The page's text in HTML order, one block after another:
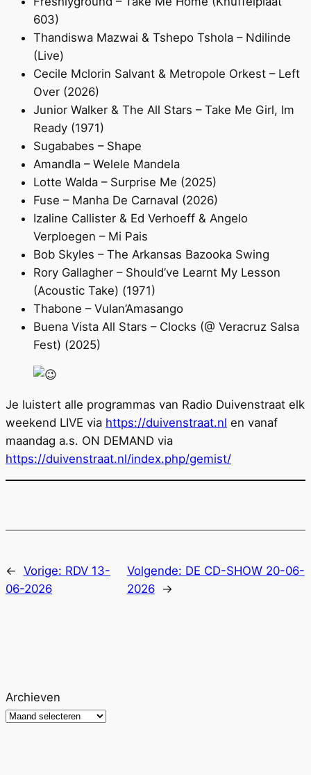
603)
Thandiswa Mazwai & Tshepo Tshola – Ndilinde
(Live)
Cecile Mclorin Salvant & Metropole Orkest – Left
Over (2026)
Junior Walker & The All Stars – Take Me Girl, Im
Ready (1971)
Sugababes – Shape
Amandla – Welele Mandela
Lotte Walda – Surprise Me (2025)
Fuse – Manha De Carnaval (2026)
Izaline Callister & Ed Verhoeff & Angelo
Verploegen – Mi Pais
Bob Skyles – The Arkansas Bazooka Swing
Rory Gallagher – Should’ve Learnt My Lesson
(Acoustic Take) (1971)
Thabone – Vulan’Amasango
Buena Vista All Stars – Clocks (@ Veracruz Salsa
Fest) (2025)
Je luistert alle programmas van Radio Duivenstraat elk
weekend LIVE via https://duivenstraat.nl en vanaf
maandag a.s. ON DEMAND via
https://duivenstraat.nl/index.php/gemist/
← Vorige: RDV 13-
06-2026
Volgende: DE CD-SHOW 20-06-
2026
→
Archieven